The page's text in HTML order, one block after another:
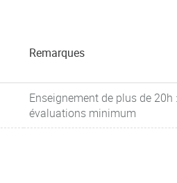
Remarques
Enseignement de plus de 20h
évaluations minimum